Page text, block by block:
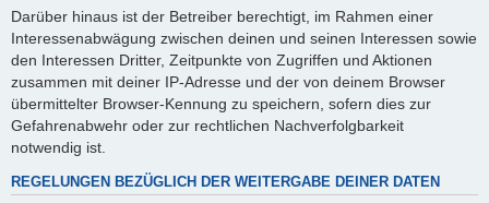
Darüber hinaus ist der Betreiber berechtigt, im Rahmen einer
Interessenabwägung zwischen deinen und seinen Interessen sowie
den Interessen Dritter, Zeitpunkte von Zugriffen und Aktionen
zusammen mit deiner IP-Adresse und der von deinem Browser
übermittelter Browser-Kennung zu speichern, sofern dies zur
Gefahrenabwehr oder zur rechtlichen Nachverfolgbarkeit
notwendig ist.
REGELUNGEN BEZÜGLICH DER WEITERGABE DEINER DATEN